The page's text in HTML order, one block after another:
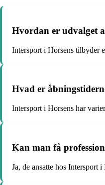
Hvordan er udvalget
Intersport i Horsens tilbyder
Hvad er
Intersport i Horsens har
Kan man få
Ja, de ansatte hos Intersport